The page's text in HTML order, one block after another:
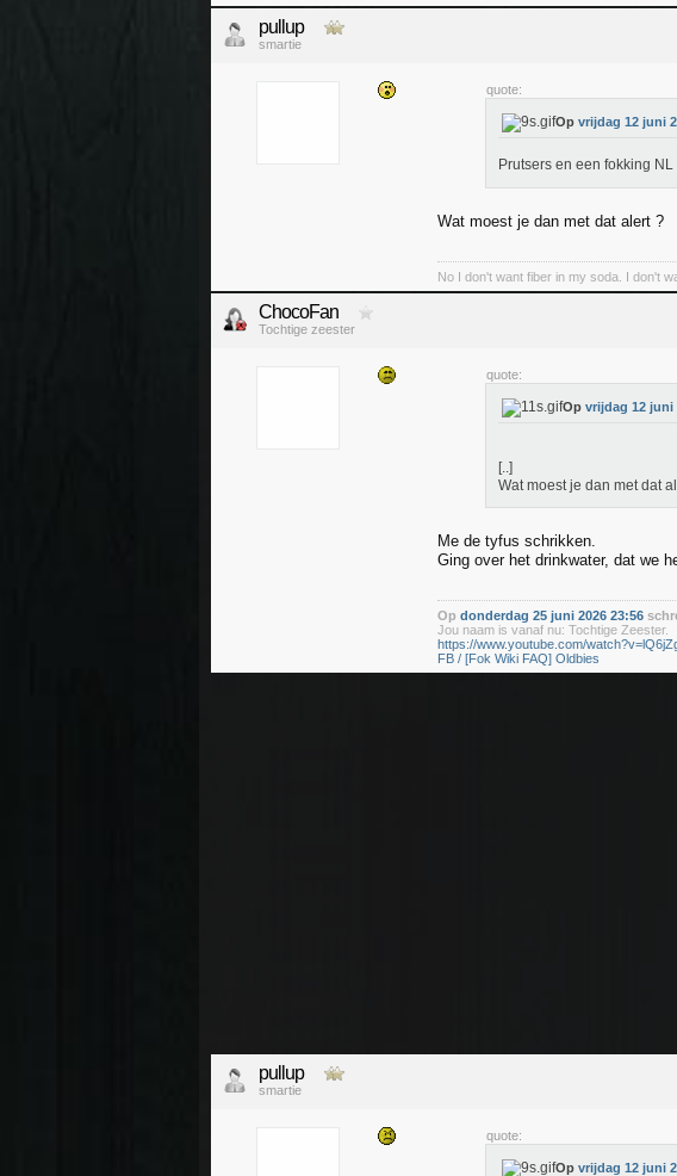
pullup
smartie
quote:
Op vrijdag 12 juni
Prutsers en een fokking
Wat moest je dan met dat alert ?
No I don't want fiber in my soda. I don't
ChocoFan
Tochtige zeester
quote:
Op vrijdag 12 juni
[..]
Wat moest je dan met dat
Me de tyfus schrikken.
Ging over het drinkwater, dat we
Op donderdag 25 juni 2026 23:56
Jou naam is vanaf nu: Tochtige Zeester.
https://www.youtube.com/
FB / [Fok Wiki FAQ] Oldbies
pullup
smartie
quote:
Op vrijdag 12 juni